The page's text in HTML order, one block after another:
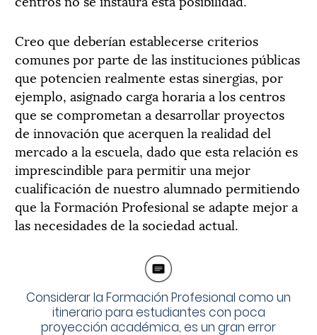
Creo que deberían establecerse criterios
comunes por parte de las instituciones públicas
que potencien realmente estas sinergias, por
ejemplo, asignado carga horaria a los centros
que se comprometan a desarrollar proyectos
de innovación que acerquen la realidad del
mercado a la escuela, dado que esta relación es
imprescindible para permitir una mejor
cualificación de nuestro alumnado permitiendo
que la Formación Profesional se adapte mejor a
las necesidades de la sociedad actual.
Considerar la Formación Profesional como un
itinerario para estudiantes con poca
proyección académica, es un gran error